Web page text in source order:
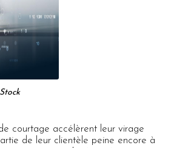
courtage accélèrent leur virage
de leur clientèle peine encore à